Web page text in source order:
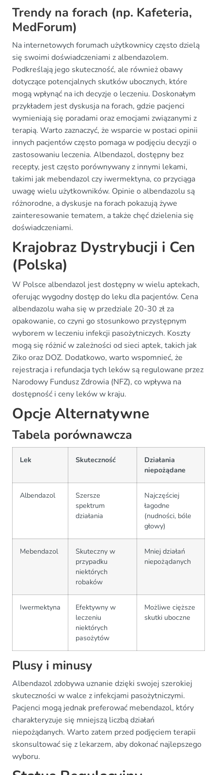
Trendy na forach (np. Kafeteria,
MedForum)
Na internetowych forumach użytkownicy często dzielą
się swoimi doświadczeniami z albendazolem.
Podkreślają jego skuteczność, ale również obawy
dotyczące potencjalnych skutków ubocznych, które
mogą wpłynąć na ich decyzje o leczeniu. Doskonałym
przykładem jest dyskusja na forach, gdzie pacjenci
wymieniają się poradami oraz emocjami związanymi z
terapią. Warto zaznaczyć, że wsparcie w postaci opinii
innych pacjentów często pomaga w podjęciu decyzji o
zastosowaniu leczenia. Albendazol, dostępny bez
recepty, jest często porównywany z innymi lekami,
takimi jak mebendazol czy iwermektyna, co przyciąga
uwagę wielu użytkowników. Opinie o albendazolu są
różnorodne, a dyskusje na forach pokazują żywe
zainteresowanie tematem, a także chęć dzielenia się
doświadczeniami.
Krajobraz Dystrybucji i Cen
(Polska)
W Polsce albendazol jest dostępny w wielu aptekach,
oferując wygodny dostęp do leku dla pacjentów. Cena
albendazolu waha się w przedziale 20-30 zł za
opakowanie, co czyni go stosunkowo przystępnym
wyborem w leczeniu infekcji pasożytniczych. Koszty
mogą się różnić w zależności od sieci aptek, takich jak
Ziko oraz DOZ. Dodatkowo, warto wspomnieć, że
rejestracja i refundacja tych leków są regulowane przez
Narodowy Fundusz Zdrowia (NFZ), co wpływa na
dostępność i ceny leków w kraju.
Opcje Alternatywne
Tabela porównawcza
Lek Skuteczność
Działania
niepożądane
Albendazol
Szersze
spektrum
działania
Najczęściej
łagodne
(nudności, bóle
głowy)
Mebendazol
Skuteczny w
przypadku
niektórych
robaków
Mniej działań
niepożądanych
Iwermektyna
Efektywny w
leczeniu
niektórych
pasożytów
Możliwe cięższe
skutki uboczne
Plusy i minusy
Albendazol zdobywa uznanie dzięki swojej szerokiej
skuteczności w walce z infekcjami pasożytniczymi.
Pacjenci mogą jednak preferować mebendazol, który
charakteryzuje się mniejszą liczbą działań
niepożądanych. Warto zatem przed podjęciem terapii
skonsultować się z lekarzem, aby dokonać najlepszego
wyboru.